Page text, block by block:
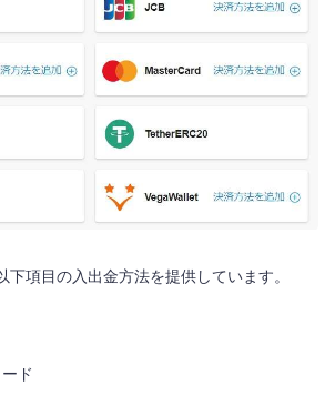
下項目の入出金方法を提供しています。
ド